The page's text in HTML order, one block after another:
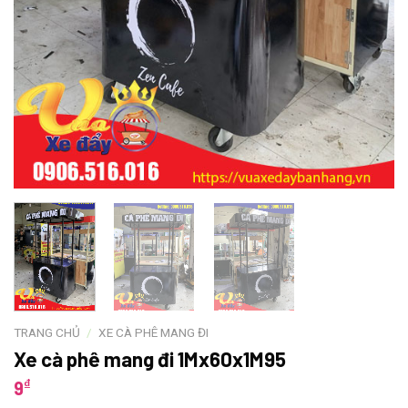
TRANG CHỦ / XE CÀ PHÊ MANG ĐI
Xe cà phê mang đi 1Mx60x1M95
9₫